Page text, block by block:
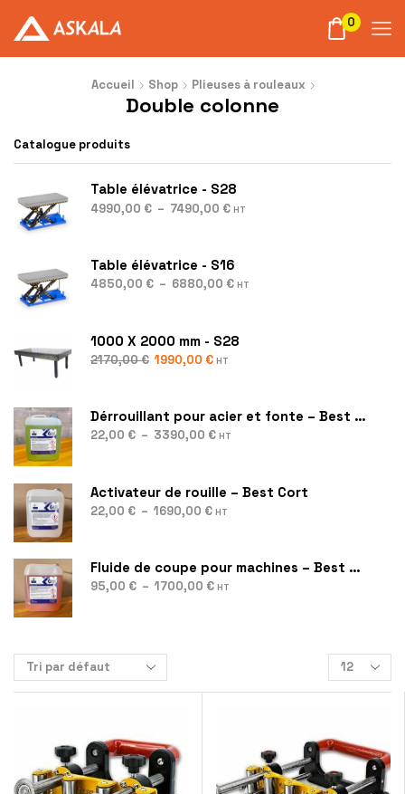
0
Accueil Shop Plieuses à rouleaux
Double colonne
Catalogue produits
Table élévatrice - S28
4990,00 € – 7490,00 € HT
Table élévatrice - S16
4850,00 € – 6880,00 € HT
1000 X 2000 mm - S28
2170,00€ 1990,00 € HT
Dérrouillant pour acier et fonte – Best Rust
22,00 € – 3390,00 € HT
Activateur de rouille – Best Cort
22,00 € – 1690,00 € HT
Fluide de coupe pour machines – Best Cool
95,00 € – 1700,00 € HT